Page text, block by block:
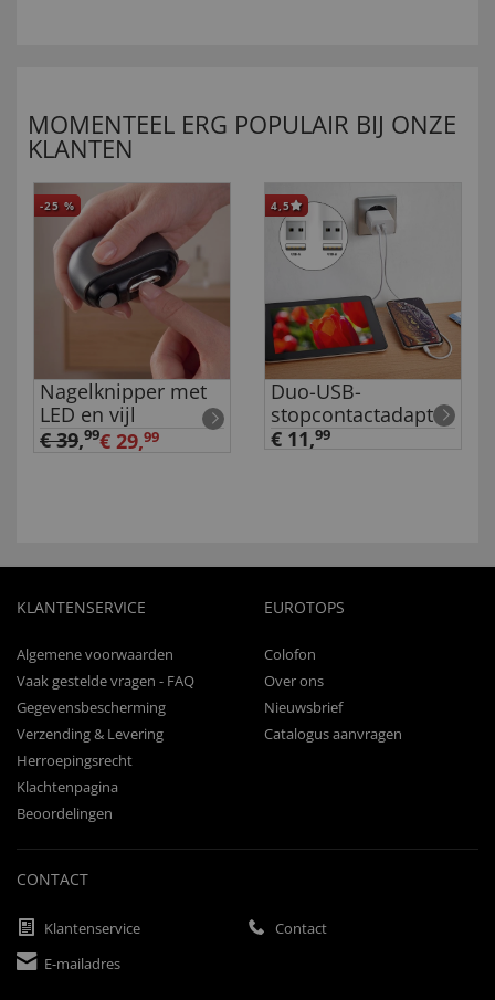
MOMENTEEL ERG POPULAIR BIJ ONZE
KLANTEN
-25 %
Nagelknipper met
LED en vijl
€ 39,99€ 29,99
4,5
Duo-USB-
stopcontactadapter
€ 11,99
KLANTENSERVICE
Algemene voorwaarden
Vaak gestelde vragen - FAQ
Gegevensbescherming
Verzending & Levering
Herroepingsrecht
Klachtenpagina
Beoordelingen
EUROTOPS
Colofon
Over ons
Nieuwsbrief
Catalogus aanvragen
CONTACT
Klantenservice
Contact
E-mailadres